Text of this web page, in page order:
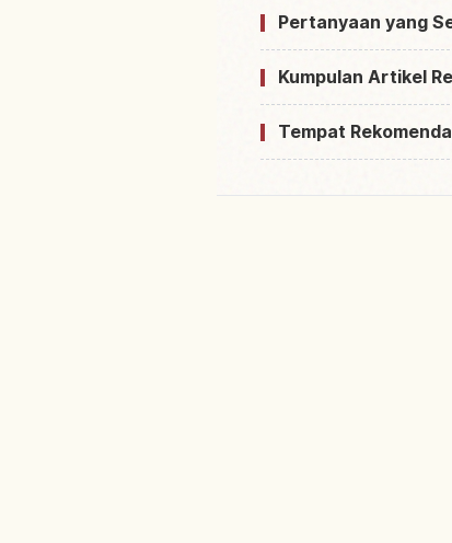
Pertanyaan yang
Kumpulan Artikel
Tempat